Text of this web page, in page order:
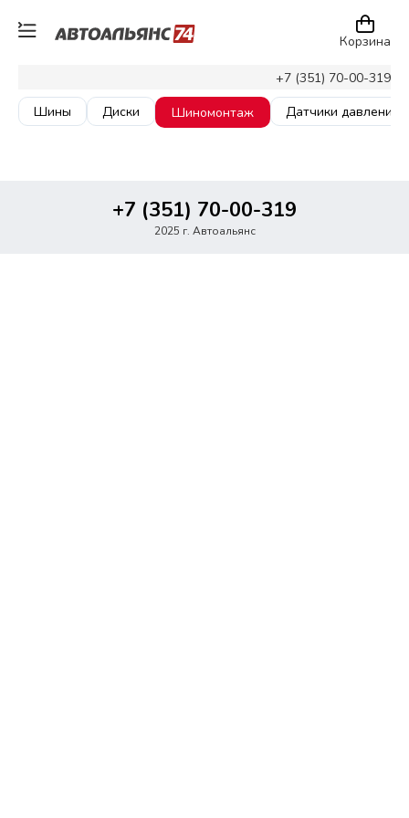
+7 (351) 70-00-319
Корзина
Шины Диски Шиномонтаж Датчики давления
+7 (351) 70-00-319
2025 г. Автоальянс